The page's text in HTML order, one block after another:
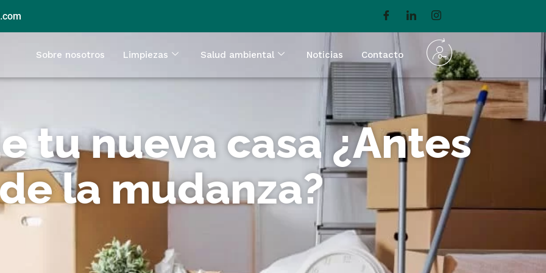
Sobre nosotros Limpiezas Salud ambiental Noticias Contacto
tu nueva casa ¿Antes
la mudanza?